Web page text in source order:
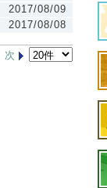
2017/08/09
2017/08/08
次